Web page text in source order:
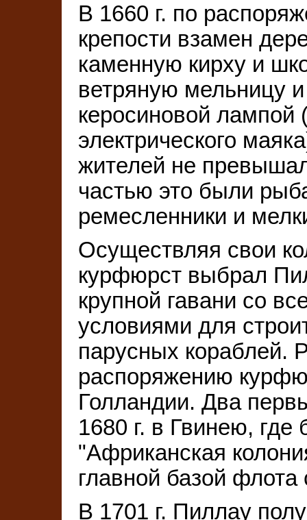
В 1660 г. по
крепости взамен
каменную кирху и
ветряную мельницу
керосиновой лампой
электрического
жителей не
частью это были
ремесленники и
Осуществляя свои
курфюрст выбрал
крупной гавани со
условиями для
парусных кораблей.
распоряжению
Голландии. Два
1680 г. в Гвинею,
"Африканская
главной базой
В 1701 г. Пиллау